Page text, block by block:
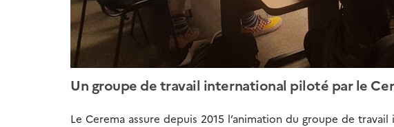
Un groupe de travail international piloté par le
Le Cerema assure depuis 2015 l’animation du groupe de